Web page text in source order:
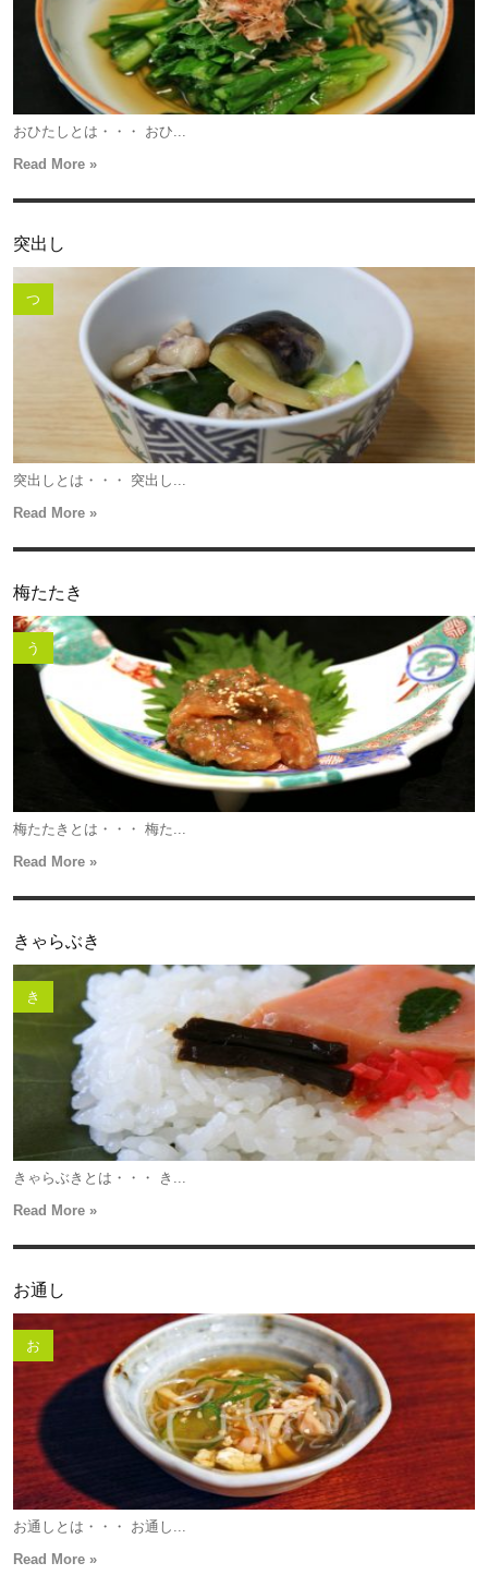
おひたしとは・・・ おひ...
Read More »
突出し
つ
突出しとは・・・ 突出し...
Read More »
梅たたき
う
梅たたきとは・・・ 梅た...
Read More »
きゃらぶき
き
きゃらぶきとは・・・ き...
Read More »
お通し
お
お通しとは・・・ お通し...
Read More »